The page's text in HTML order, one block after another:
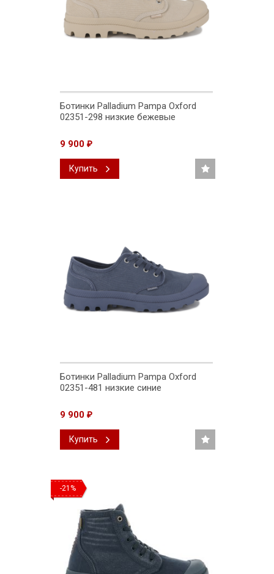
Ботинки Palladium Pampa Oxford
02351-298 низкие бежевые
9 900 ₽
Купить
Ботинки Palladium Pampa Oxford
02351-481 низкие синие
9 900 ₽
Купить
-21%